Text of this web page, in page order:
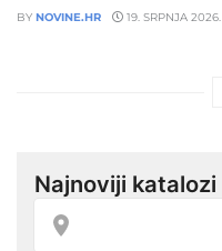
BY NOVINE.HR 19. SRPNJA 2026.